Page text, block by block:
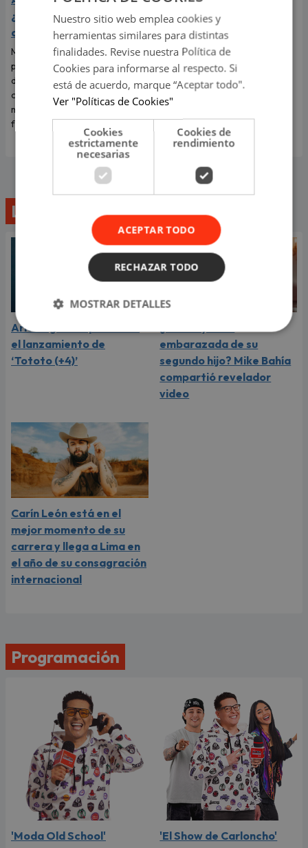
¿cuáles son los feriados
de este mes?
Muchas personas están
pendientes de los próximos
días de descanso para
organizar planes y compartir
momentos especiales con sus
familiares y seres queridos.
Parada Militar y dejó en
shock a todos por su
cambio físico
‘Tilín’ se hizo viral en todo el
mundo por un video de él
bailando a cambio de una
como danzante de tijeras.
Lo último
Aria Vega conquista con
el lanzamiento de
‘Tototo (+4)’
embarazada de su
segundo hijo? Mike Bahía
compartió revelador
video
Carín León está en el
mejor momento de su
carrera y llega a Lima en
el año de su consagración
internacional
Programación
'Moda Old School' 'El Show de Carloncho'
Nuestro sitio web emplea cookies y
herramientas similares para distintas
finalidades. Revise nuestra Política de
Cookies para informarse al respecto. Si
está de acuerdo, marque “Aceptar todo".
Ver "Políticas de Cookies"
Cookies
estrictamente
necesarias
Cookies de
rendimiento
ACEPTAR TODO
RECHAZAR TODO
MOSTRAR DETALLES